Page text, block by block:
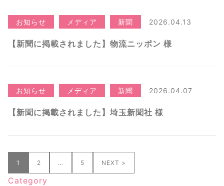
お知らせ メディア 新聞 2026.04.13
【新聞に掲載されました】物流ニッポン 様
お知らせ メディア 新聞 2026.04.07
【新聞に掲載されました】埼玉新聞社 様
1 2 … 5 NEXT >
Category